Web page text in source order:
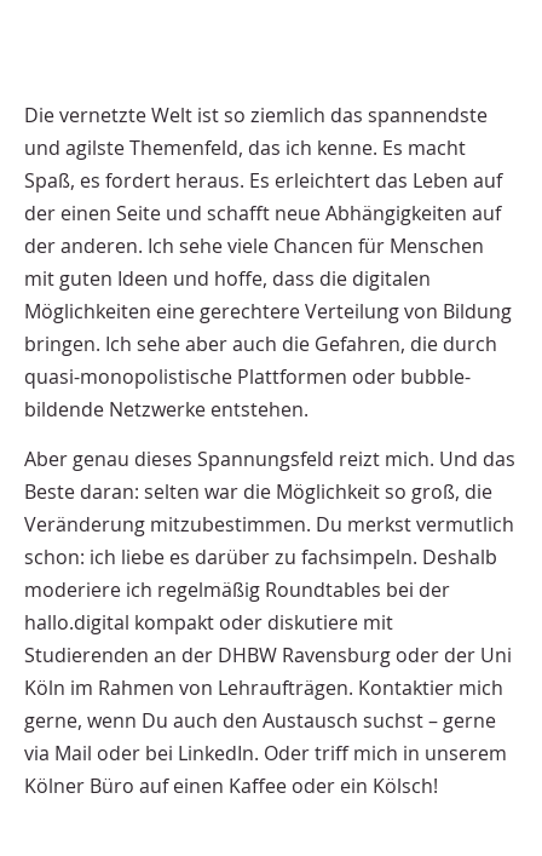
Die vernetzte Welt ist so ziemlich das spannendste
und agilste Themenfeld, das ich kenne. Es macht
Spaß, es fordert heraus. Es erleichtert das Leben auf
der einen Seite und schafft neue Abhängigkeiten auf
der anderen. Ich sehe viele Chancen für Menschen
mit guten Ideen und hoffe, dass die digitalen
Möglichkeiten eine gerechtere Verteilung von Bildung
bringen. Ich sehe aber auch die Gefahren, die durch
quasi-monopolistische Plattformen oder bubble-
bildende Netzwerke entstehen.
Aber genau dieses Spannungsfeld reizt mich. Und das
Beste daran: selten war die Möglichkeit so groß, die
Veränderung mitzubestimmen. Du merkst vermutlich
schon: ich liebe es darüber zu fachsimpeln. Deshalb
moderiere ich regelmäßig Roundtables bei der
hallo.digital kompakt oder diskutiere mit
Studierenden an der DHBW Ravensburg oder der Uni
Köln im Rahmen von Lehraufträgen. Kontaktier mich
gerne, wenn Du auch den Austausch suchst – gerne
via Mail oder bei LinkedIn. Oder triff mich in unserem
Kölner Büro auf einen Kaffee oder ein Kölsch!